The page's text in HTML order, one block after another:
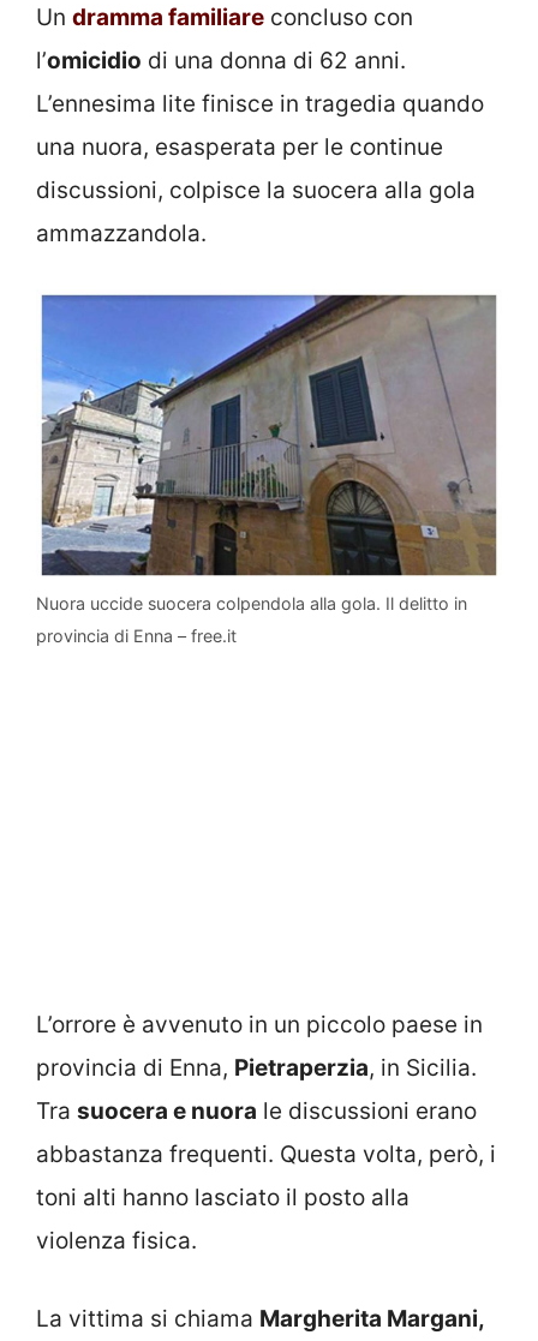
Un dramma familiare concluso con
l’omicidio di una donna di 62 anni.
L’ennesima lite finisce in tragedia quando
una nuora, esasperata per le continue
discussioni, colpisce la suocera alla gola
ammazzandola.
Nuora uccide suocera colpendola alla gola. Il delitto in
provincia di Enna – free.it
L’orrore è avvenuto in un piccolo paese in
provincia di Enna, Pietraperzia, in Sicilia.
Tra suocera e nuora le discussioni erano
abbastanza frequenti. Questa volta, però, i
toni alti hanno lasciato il posto alla
violenza fisica.
La vittima si chiama Margherita Margani,